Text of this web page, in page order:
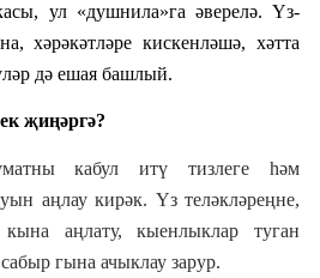
ул «душнила»га әверелә. Үз-
хәрәкәтләре кискенләшә, хәтта
дә ешая башлый.
җиңәргә?
кабул итү тизлеге һәм
аңлау кирәк. Үз теләкләреңне,
аңлату, кыенлыклар туган
гына ачыклау зарур.